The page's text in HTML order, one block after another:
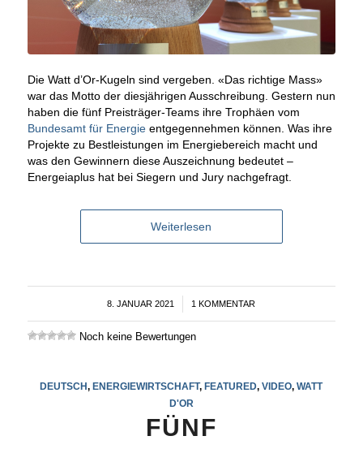
Die Watt d’Or-Kugeln sind vergeben. «Das richtige Mass»
war das Motto der diesjährigen Ausschreibung. Gestern nun
haben die fünf Preisträger-Teams ihre Trophäen vom
Bundesamt für Energieentgegennehmen können. Was ihre
Projekte zu Bestleistungen im Energiebereich macht und
was den Gewinnern diese Auszeichnung bedeutet –
Energeiaplus hat bei Siegern und Jury nachgefragt.
Weiterlesen
8. JANUAR 2021
/ 1 KOMMENTAR
Noch keine Bewertungen
DEUTSCH, ENERGIEWIRTSCHAFT, FEATURED,VIDEO,WATT
D'OR
FÜNF